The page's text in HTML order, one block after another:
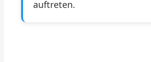
auftreten.